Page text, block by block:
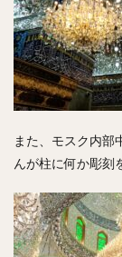
また、モスク内部
んが柱に何か彫刻